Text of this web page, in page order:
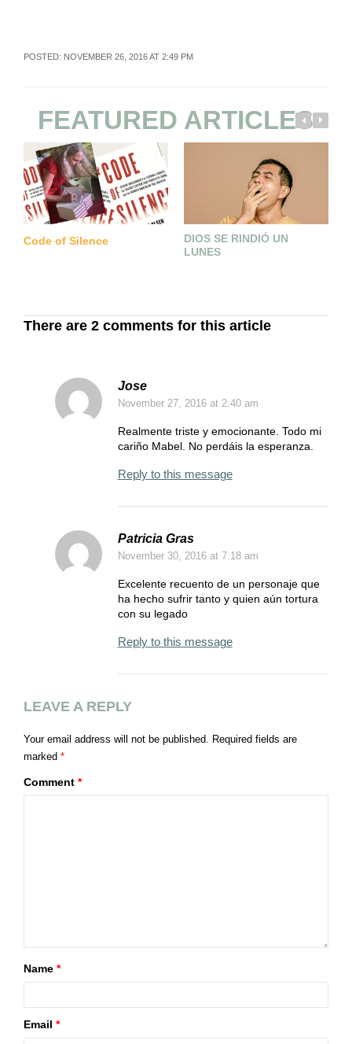
POSTED: NOVEMBER 26, 2016 AT 2:49 PM
FEATURED ARTICLES
Code of Silence
DIOS SE RINDIÓ UN
LUNES
There are 2 comments for this article
Jose
November 27, 2016at 2:40 am
Realmente triste y emocionante. Todo mi
cariño Mabel. No perdáis la esperanza.
Reply to this message
Patricia Gras
November 30, 2016at 7:18 am
Excelente recuento de un personaje que
ha hecho sufrir tanto y quien aún tortura
con su legado
Reply to this message
LEAVE A REPLY
Your email address will not be published. Required fields are
marked *
Comment *
Name *
Email *